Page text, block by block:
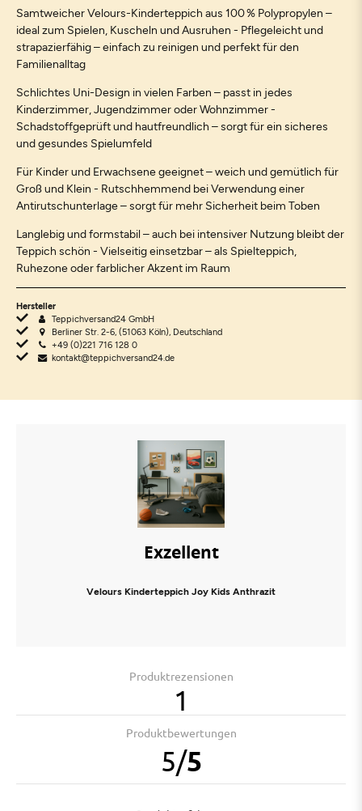
Samtweicher Velours-Kinderteppich aus 100 % Polypropylen –
ideal zum Spielen, Kuscheln und Ausruhen - Pflegeleicht und
strapazierfähig – einfach zu reinigen und perfekt für den
Familienalltag
Schlichtes Uni-Design in vielen Farben – passt in jedes
Kinderzimmer, Jugendzimmer oder Wohnzimmer -
Schadstoffgeprüft und hautfreundlich – sorgt für ein sicheres
und gesundes Spielumfeld
Für Kinder und Erwachsene geeignet – weich und gemütlich für
Groß und Klein - Rutschhemmend bei Verwendung einer
Antirutschunterlage – sorgt für mehr Sicherheit beim Toben
Langlebig und formstabil – auch bei intensiver Nutzung bleibt der
Teppich schön - Vielseitig einsetzbar – als Spielteppich,
Ruhezone oder farblicher Akzent im Raum
Hersteller
Teppichversand24 GmbH
Berliner Str. 2-6, (51063 Köln), Deutschland
+49 (0)221 716 128 0
kontakt@teppichversand24.de
Exzellent
Velours Kinderteppich Joy Kids Anthrazit
Produktrezensionen
1
Produktbewertungen
5/5